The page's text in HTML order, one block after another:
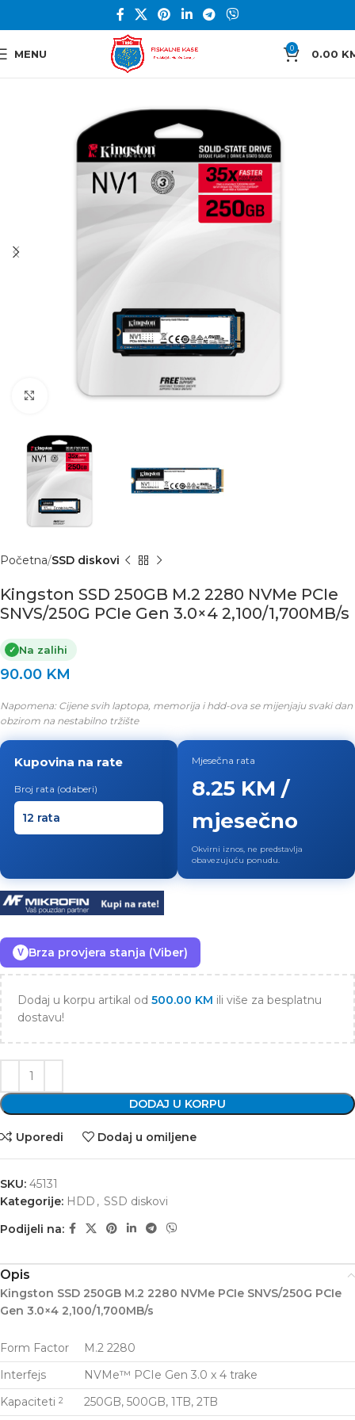
MENU 0 0.00
Click to enlarge
Početna SSD diskovi
Kingston SSD 250GB M.2 2280 NVMe PCIe
SNVS/250G PCIe Gen 3.0×4 2,100/1,700MB/s
✓ Na zalihi
90.00 KM
Napomena: Cijene svih laptopa, memorija i hdd-ova se mijenjaju svaki dan
obzirom na nestabilno tržište
Kupovina na rate
Broj rata (odaberi)
Mjesečna rata
8.25 KM /
mjesečno
Okvirni iznos, ne predstavlja
obavezujuću ponudu.
V Brza provjera stanja (Viber)
Dodaj u korpu artikal od 500.00 KM ili više za besplatnu
dostavu!
DODAJ U KORPU
Uporedi Dodaj u omiljene
SKU: 45131
Kategorije: HDD , SSD diskovi
Podijeli na:
Opis
Kingston SSD 250GB M.2 2280 NVMe PCIe SNVS/250G PCIe
Gen 3.0×4 2,100/1,700MB/s
Form Factor
M.2 2280
Interfejs
NVMe™ PCIe Gen 3.0 x 4 trake
Kapaciteti 2 250GB, 500GB, 1TB, 2TB